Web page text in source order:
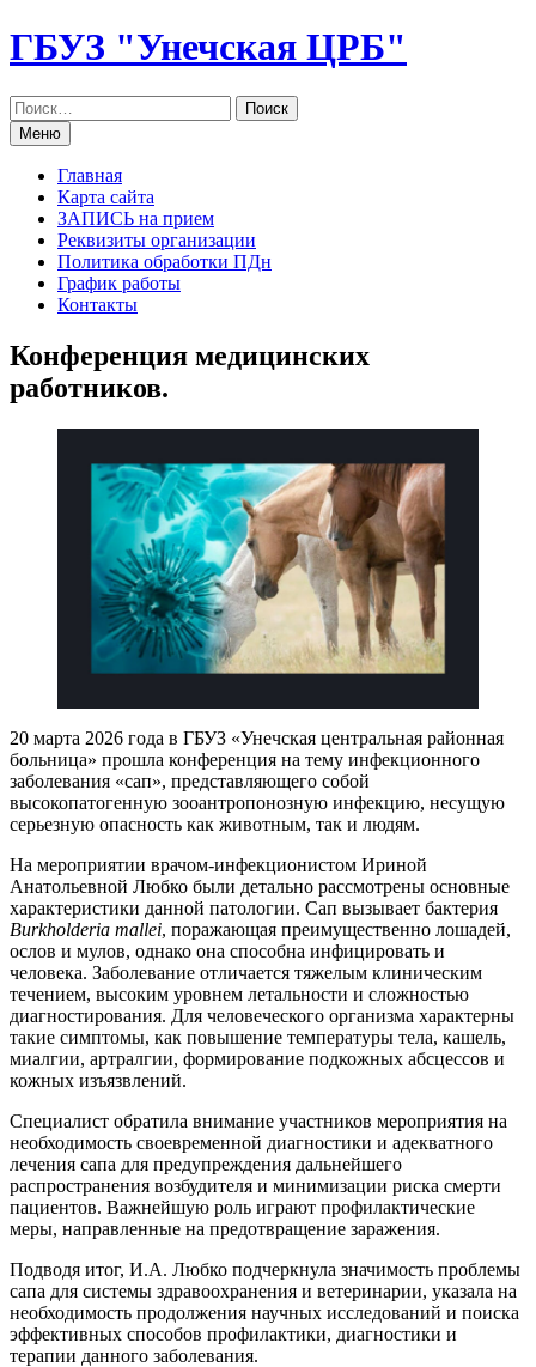
Перейти
к
ГБУЗ "Унечская ЦРБ"
Меню
Главная
Карта сайта
ЗАПИСЬ на прием
Реквизиты организации
Политика обработки ПДн
График работы
Контакты
Конференция медицинских
работников.
20 марта 2026 года в ГБУЗ «Унечская центральная районная
больница» прошла конференция на тему инфекционного
заболевания «сап», представляющего собой
высокопатогенную зооантропонозную инфекцию, несущую
серьезную опасность как животным, так и людям.
На мероприятии врачом-инфекционистом Ириной
Анатольевной Любко были детально рассмотрены основные
характеристики данной патологии. Сап вызывает бактерия
Burkholderia mallei, поражающая преимущественно лошадей,
ослов и мулов, однако она способна инфицировать и
человека. Заболевание отличается тяжелым клиническим
течением, высоким уровнем летальности и сложностью
диагностирования. Для человеческого организма характерны
такие симптомы, как повышение температуры тела, кашель,
миалгии, артралгии, формирование подкожных абсцессов и
кожных изъязвлений.
Специалист обратила внимание участников мероприятия на
необходимость своевременной диагностики и адекватного
лечения сапа для предупреждения дальнейшего
распространения возбудителя и минимизации риска смерти
пациентов. Важнейшую роль играют профилактические
меры, направленные на предотвращение заражения.
Подводя итог, И.А. Любко подчеркнула значимость проблемы
сапа для системы здравоохранения и ветеринарии, указала на
необходимость продолжения научных исследований и поиска
эффективных способов профилактики, диагностики и
терапии данного заболевания.